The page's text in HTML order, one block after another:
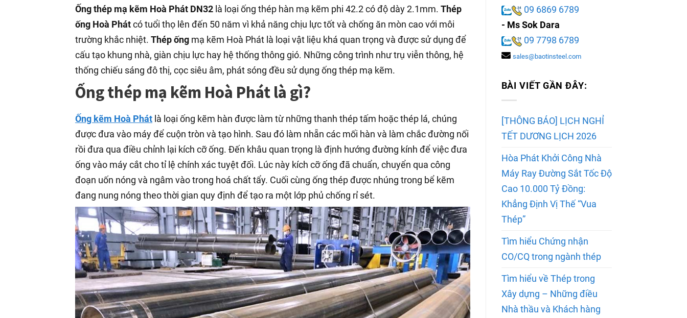
Ống thép mạ kẽm Hoà Phát DN32 là loại ống thép hàn mạ kẽm phi 42.2 có độ dày 2.1mm. Thép
ống Hoà Phátcó tuổi thọ lên đến 50 năm vì khả năng chịu lực tốt và chống ăn mòn cao với môi
trường khắc nhiệt. Thép ống mạ kẽm Hoà Phát là loại vật liệu khá quan trọng và được sử dụng để
cấu tạo khung nhà, giàn chịu lực hay hệ thống thông gió. Những công trình như trụ viễn thông, hệ
thống chiếu sáng đô thị, cọc siêu âm, phát sóng đều sử dụng ống thép mạ kẽm.
Ống thép mạ kẽm Hoà Phát là gì?
Ống kẽm Hoà Phát là loại ống kẽm hàn được làm từ những thanh thép tấm hoặc thép lá, chúng
được đưa vào máy để cuộn tròn và tạo hình. Sau đó làm nhẵn các mối hàn và làm chắc đường nối
rồi đưa qua điều chỉnh lại kích cỡ ống. Đến khâu quan trọng là định hướng đường kính để việc đưa
ống vào máy cắt cho tỉ lệ chính xác tuyệt đối. Lúc này kích cỡ ống đã chuẩn, chuyển qua công
đoạn uốn nóng và ngâm vào trong hoá chất tẩy. Cuối cùng ống thép được nhúng trong bể kẽm
đang nung nóng theo thời gian quy định để tạo ra một lớp phủ chống rỉ sét.
09 6869 6789
- Ms Sok Dara
09 7798 6789
sales@baotinsteel.com
BÀI VIẾT GẦN ĐÂY:
[THÔNG BÁO] LỊCH NGHỈ
TẾT DƯƠNG LỊCH 2026
Hòa Phát Khởi Công Nhà
Máy Ray Đường Sắt Tốc Độ
Cao 10.000 Tỷ Đồng:
Khẳng Định Vị Thế “Vua
Thép”
Tìm hiểu Chứng nhận
CO/CQ trong ngành thép
Tìm hiểu về Thép trong
Xây dựng – Những điều
Nhà thầu và Khách hàng